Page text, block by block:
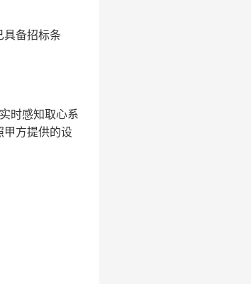
具备招标条
时感知取心系
甲方提供的设